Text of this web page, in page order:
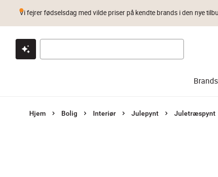
Klik & hent Byt i 1 år Prismatch
Vi fejrer fødselsdag med vilde priser på kendte brands i den nye
Brands
Hjem Bolig Interiør Julepynt Juletræspynt